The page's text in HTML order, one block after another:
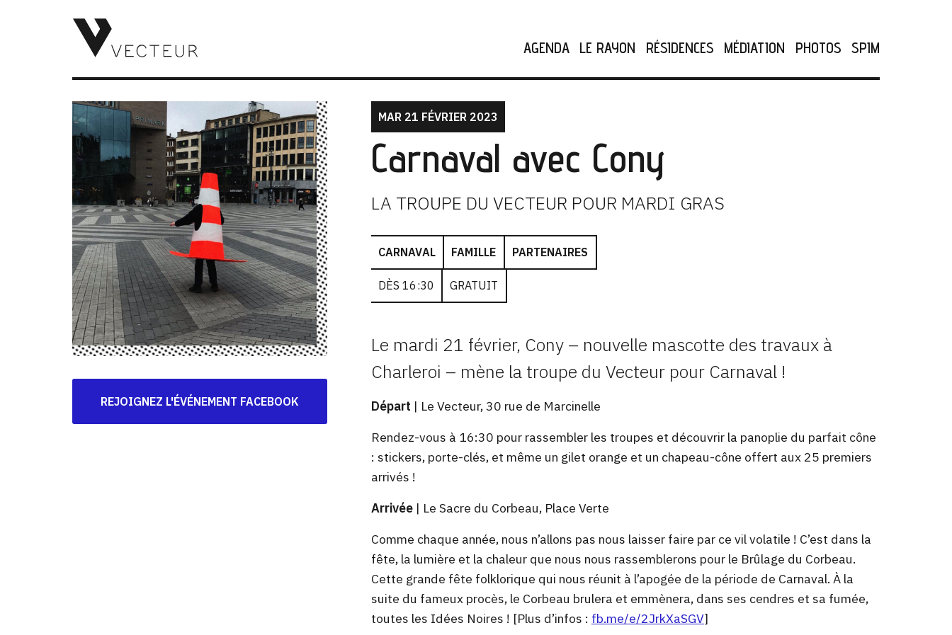
AGENDA LE RAYON RÉSIDENCES MÉDIATION PHOTOS SPIM
REJOIGNEZ L'ÉVÉNEMENT FACEBOOK
MAR 21 FÉVRIER 2023
Carnaval avec Cony
LA TROUPE DU VECTEUR POUR MARDI GRAS
CARNAVAL FAMILLE PARTENAIRES
DÈS 16:30 GRATUIT
Le mardi 21 février, Cony – nouvelle mascotte des travaux à
Charleroi – mène la troupe du Vecteur pour Carnaval !
Départ | Le Vecteur, 30 rue de Marcinelle
Rendez-vous à 16:30 pour rassembler les troupes et découvrir la panoplie du parfait cône
: stickers, porte-clés, et même un gilet orange et un chapeau-cône offert aux 25 premiers
arrivés !
Arrivée| Le Sacre du Corbeau, Place Verte
Comme chaque année, nous n’allons pas nous laisser faire par ce vil volatile ! C’est dans la
fête, la lumière et la chaleur que nous nous rassemblerons pour le Brûlage du Corbeau.
Cette grande fête folklorique qui nous réunit à l’apogée de la période de Carnaval. À la
suite du fameux procès, le Corbeau brulera et emmènera, dans ses cendres et sa fumée,
toutes les Idées Noires ! [Plus d’infos : fb.me/e/2JrkXaSGV]